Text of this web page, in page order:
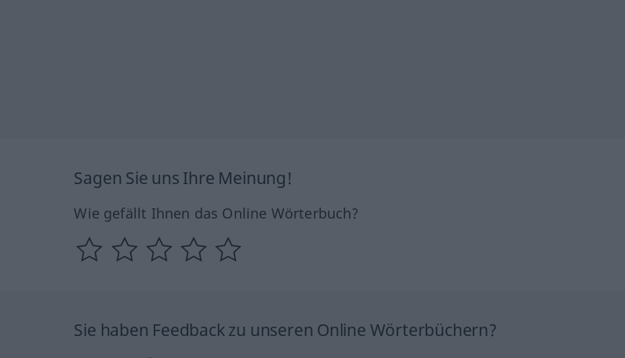
Sagen Sie uns Ihre Meinung!
Wie gefällt Ihnen das Online Wörterbuch?
Sie haben Feedback zu unseren Online Wörterbüchern?